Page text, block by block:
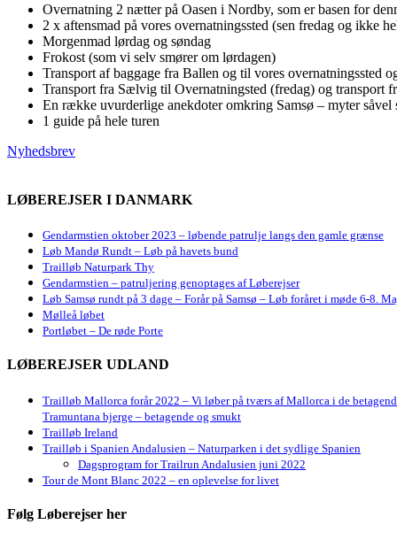
Overnatning 2 nætter på Oasen i Nordby, som er basen for
2 x aftensmad på vores overnatningssted (sen fredag og ikke
Morgenmad lørdag og søndag
Frokost (som vi selv smører om lørdagen)
Transport af baggage fra Ballen og til vores overnatningssted
Transport fra Sælvig til Overnatningsted (fredag) og
En række uvurderlige anekdoter omkring Samsø – myter såvel
1 guide på hele turen
Nyhedsbrev
LØBEREJSER I DANMARK
Gendarmstien oktober 2023 – løbende patrulje langs den gamle grænse
Løb Mandø Rundt – Løb på havets bund
Trailløb Naturpark Thy
Gendarmstien – patruljering genoptages af Løberejser
Løb Samsø rundt på 3 dage – Forår på Samsø – Løb foråret i møde 6-8.
Mølleå løbet
Portløbet – De røde Porte
LØBEREJSER UDLAND
Trailløb Mallorca forår 2022 – Vi løber på tværs af Mallorca i de
Tramuntana bjerge – betagende og smukt
Trailløb Ireland
Trailløb i Spanien Andalusien – Naturparken i det sydlige Spanien
Dagsprogram for Trailrun Andalusien juni 2022
Tour de Mont Blanc 2022 – en oplevelse for livet
Følg Løberejser her